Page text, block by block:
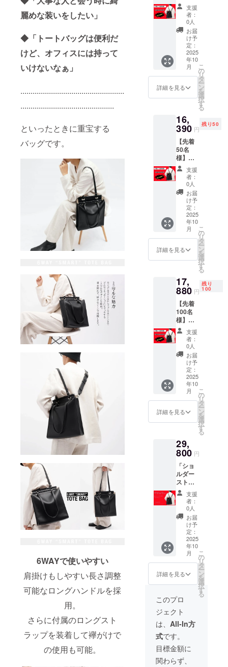
麗めな装いをしたい」
◆「トートバッグは便利だ
けど、オフィスには持って
いけないなぁ」
...................................................
..............................................
といったときに重宝する
バッグです。
6WAYで使いやすい
肩掛けもしやすい長さ調整
可能なロングハンドルを採
用。
さらに付属のロングスト
ラップを装着して襷がけで
の使用も可能。
られる実用
的な商品を
中心にご紹
介していま
大切にして
いるのは、
いやすさ・
収納力・持
ち運びやす
さ・価格と
のバラン
ス。
これから
も、皆さま
の暮らしに
小さな便利
さと楽しさ
をプラスで
きる商品を
まいりま
「ショ
ルダー
スト
ラップ
を備え
たス
マート
6WAY
トート
バッ
グ、大
人で使
群」早
期ご支
援特割
【50％
OFF】
一般販
売予定
価格：
29,800
円
→14,90
0円（税
込・送
料込）
支援
者：
0人
お届
け予
定：
2025
年10
月
詳細を見る
こ
の
リ
タ
ー
ン
を
選
択
す
る
16,
390 円
残り50
【先着
50名
様】
「ショ
ルダー
スト
ラップ
を備え
たス
マート
6WAY
トート
バッ
グ、大
人で使
群」早
期ご支
援特割
【45％
OFF】
一般販
売予定
価格：
29,800
円
→16,39
0円（税
込・送
料込）
支援
者：
0人
お届
け予
定：
2025
年10
月
詳細を見る
こ
の
リ
タ
ー
ン
を
選
択
す
る
17,
880 円
残り
100
【先着
100名
様】
「ショ
ルダー
スト
ラップ
を備え
たス
マート
6WAY
トート
バッ
グ、大
人で使
群」早
期ご支
援特割
【40％
OFF】
一般販
売予定
価格：
29,800
円
→17,88
0円（税
込・送
料込）
支援
者：
0人
お届
け予
定：
2025
年10
月
詳細を見る
こ
の
リ
タ
ー
ン
を
選
択
す
る
29,
800 円
「ショ
ルダー
スト
ラップ
を備え
たス
マート
6WAY
トート
バッ
グ、大
人で使
いやす
さは抜
群」★
援者様
★一般
販売予
定価
格：
29,800
円（税
込・送
料込）
支援
者：
0人
お届
け予
定：
2025
年10
月
詳細を見る
こ
の
リ
タ
ー
ン
を
選
択
す
る
このプロ
ジェクト
は、 All-In方
式です。
目標金額に
関わらず、